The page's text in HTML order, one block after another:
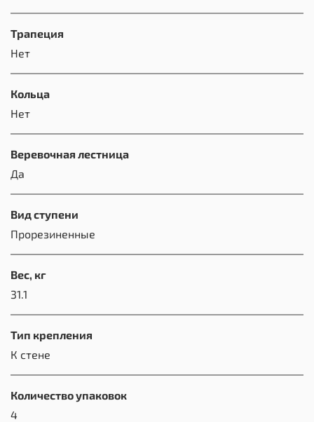
Трапеция
Нет
Кольца
Нет
Веревочная лестница
Да
Вид ступени
Прорезиненные
Вес, кг
31.1
Тип крепления
К стене
Количество упаковок
4